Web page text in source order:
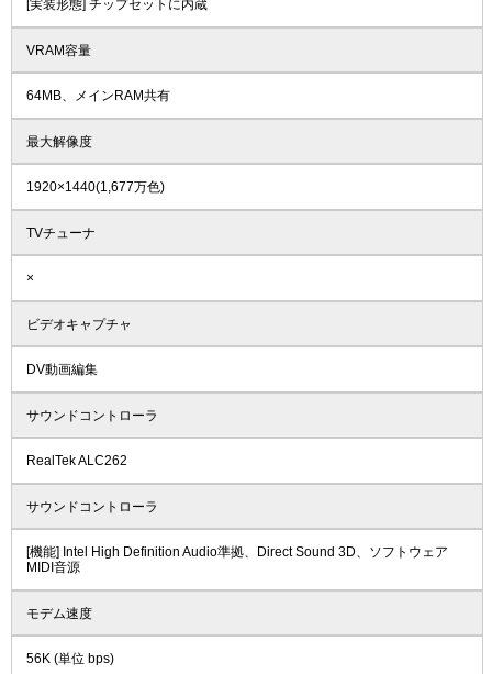
[実装形態] チップセットに内蔵
VRAM容量
64MB、メインRAM共有
最大解像度
1920×1440(1,677万色)
TVチューナ
×
ビデオキャプチャ
DV動画編集
サウンドコントローラ
RealTek ALC262
サウンドコントローラ
[機能] Intel High Definition Audio準拠、Direct Sound 3D、ソフトウェア
MIDI音源
モデム速度
56K (単位 bps)